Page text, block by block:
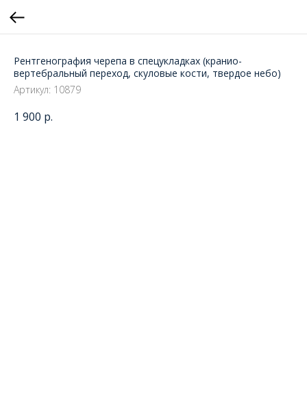
Рентгенография черепа в спецукладках (кранио-
вертебральный переход, скуловые кости, твердое небо)
Артикул: 10879
1 900 р.